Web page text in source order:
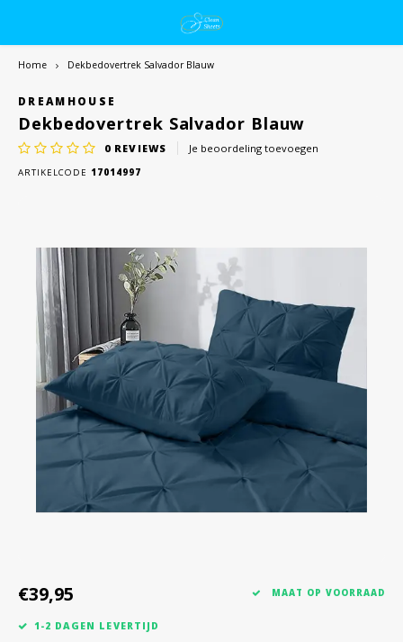
Home Dekbedovertrek Salvador Blauw
DREAMHOUSE
Dekbedovertrek Salvador Blauw
0 REVIEWS Je beoordeling toevoegen
ARTIKELCODE 17014997
€39,95 MAAT OP VOORRAAD
1-2 DAGEN LEVERTIJD